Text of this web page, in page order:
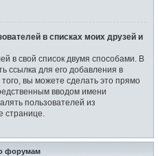
в списках моих друзей и
в свой список двумя способами. В
ссылка для его добавления в
вы можете сделать это прямо
вводом имени
пользователей из
странице.
форумам